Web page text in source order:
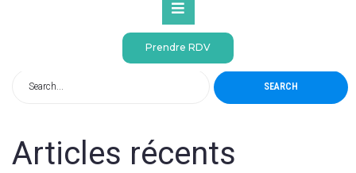
Prendre RDV
SEARCH
Articles récents